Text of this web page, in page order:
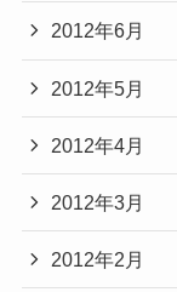
2012年6月
2012年5月
2012年4月
2012年3月
2012年2月